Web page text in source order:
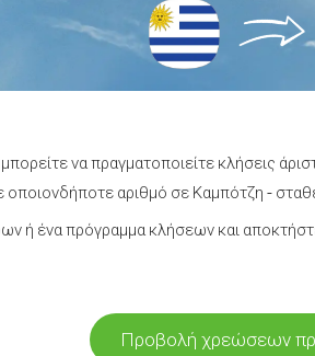
να πραγματοποιείτε κλήσεις
οποιονδήποτε αριθμό σε Καμπότζη -
ή ένα πρόγραμμα κλήσεων και
Προβολή χρεώσεων